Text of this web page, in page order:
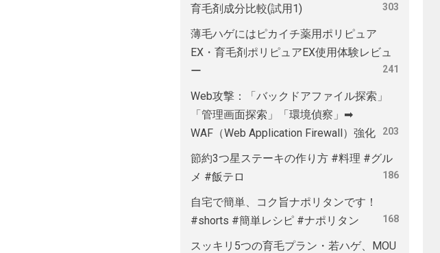
育毛剤成分比較(試用1) 303
薄毛ハゲにはピカイチ薬用ポリピュア
EX・育毛剤ポリピュアEX使用体験レビュ
ー
241
Web攻撃：「バックドアファイル探索」
「管理画面探索」「環境偵察」➡
WAF（Web Application Firewall）強化
203
節約3つ星ステーキの作り方 #料理 #グル
メ #飯テロ
186
自宅で簡単、コク旨ナポリタンです！
#shorts #簡単レシピ #ナポリタン
168
スッキリ5つの育毛プラン・若ハゲ、MOU